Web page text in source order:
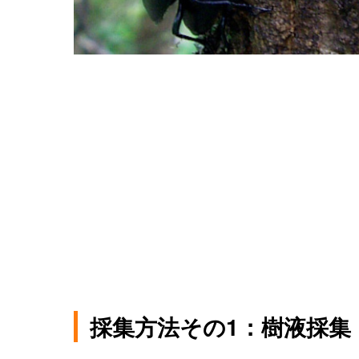
採集方法その1：樹液採集